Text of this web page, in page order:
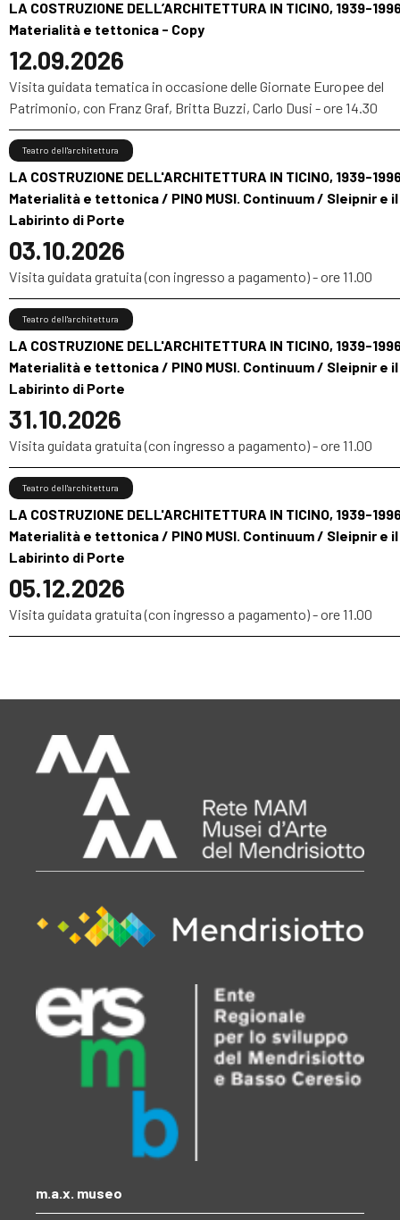
LA COSTRUZIONE DELL’ARCHITETTURA IN TICINO, 1939-
Materialità e tettonica - Copy
12.09.2026
Visita guidata tematica in occasione delle Giornate Europee del
Patrimonio, con Franz Graf, Britta Buzzi, Carlo Dusi - ore 14.30
LA COSTRUZIONE DELL'ARCHITETTURA IN TICINO, 1939-
Materialità e tettonica / PINO MUSI. Continuum / Sleipnir e il
Labirinto di Porte
03.10.2026
Teatro dell'architettura
Visita guidata gratuita (con ingresso a pagamento) - ore 11.00
LA COSTRUZIONE DELL'ARCHITETTURA IN TICINO, 1939-
Materialità e tettonica / PINO MUSI. Continuum / Sleipnir e il
Labirinto di Porte
31.10.2026
Teatro dell'architettura
Visita guidata gratuita (con ingresso a pagamento) - ore 11.00
LA COSTRUZIONE DELL'ARCHITETTURA IN TICINO, 1939-
Materialità e tettonica / PINO MUSI. Continuum / Sleipnir e il
Labirinto di Porte
05.12.2026
Teatro dell'architettura
Visita guidata gratuita (con ingresso a pagamento) - ore 11.00
m.a.x. museo